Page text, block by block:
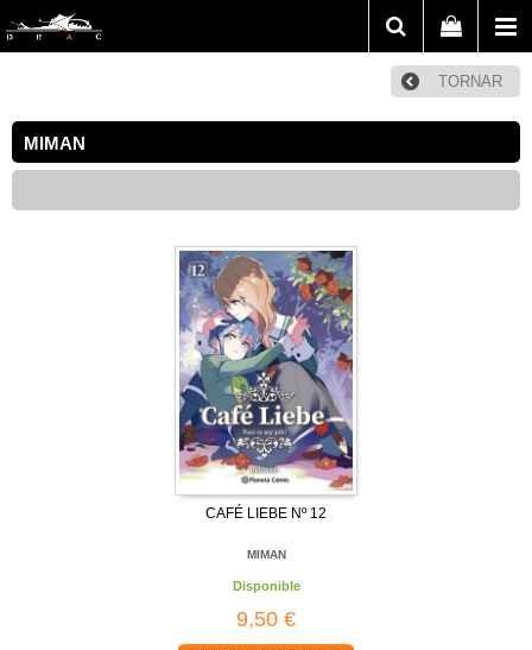
TORNAR
MIMAN
CAFÉ LIEBE Nº 12
MIMAN
Disponible
9,50 €